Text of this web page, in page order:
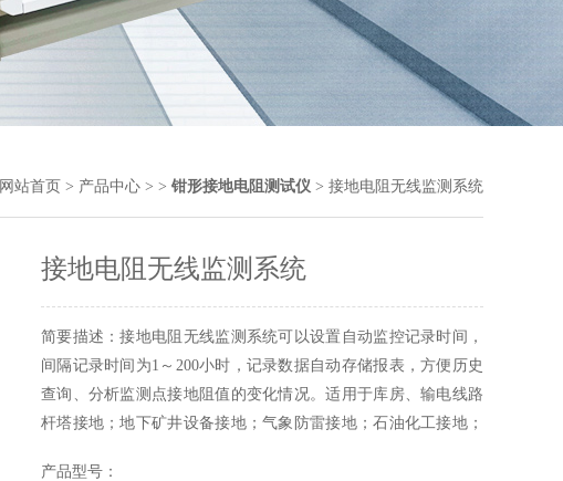
网站首页 > 产品中心 > > 钳形接地电阻测试仪 > 接地电阻无线监测系统
接地电阻无线监测系统
简要描述：接地电阻无线监测系统可以设置自动监控记录时间，
间隔记录时间为1～200小时，记录数据自动存储报表，方便历史
查询、分析监测点接地阻值的变化情况。适用于库房、输电线路
杆塔接地；地下矿井设备接地；气象防雷接地；石油化工接地；
产品型号：